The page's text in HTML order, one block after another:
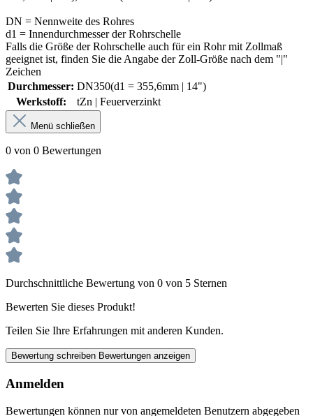
DN = Nennweite des Rohres
d1 = Innendurchmesser der Rohrschelle
Falls die Größe der Rohrschelle auch für ein Rohr mit Zollmaß
geeignet ist, finden Sie die Angabe der Zoll-Größe nach dem "|"
Zeichen
Durchmesser: DN350(d1 = 355,6mm | 14")
Werkstoff:
tZn | Feuerverzinkt
Menü schließen
0 von 0 Bewertungen
Durchschnittliche Bewertung von 0 von 5 Sternen
Bewerten Sie dieses Produkt!
Teilen Sie Ihre Erfahrungen mit anderen Kunden.
Bewertung schreiben Bewertungen anzeigen
Anmelden
Bewertungen können nur von angemeldeten Benutzern abgegeben